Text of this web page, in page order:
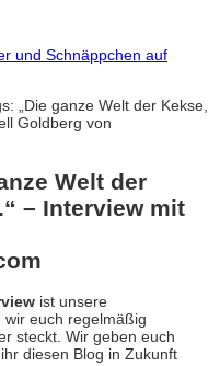
und Schnäppchen auf
„Die ganze Welt der Kekse,
Goldberg von
Welt der
– Interview mit
ist unsere
euch regelmäßig
steckt. Wir geben euch
diesen Blog in Zukunft